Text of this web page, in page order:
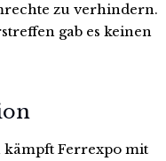
zu verhindern.
gab es keinen
kämpft Ferrexpo mit